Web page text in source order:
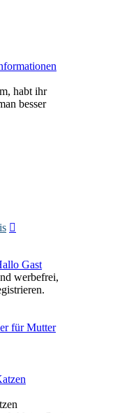
habt ihr
besser
Gast
werbefrei,
für Mutter